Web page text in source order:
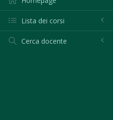
Lista dei corsi
Cerca docente